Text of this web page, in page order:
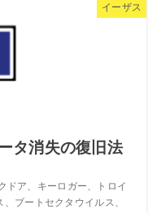
イーザス
タ消失の復旧法
ドア、キーロガー、トロイ
ブートセクタウイルス、